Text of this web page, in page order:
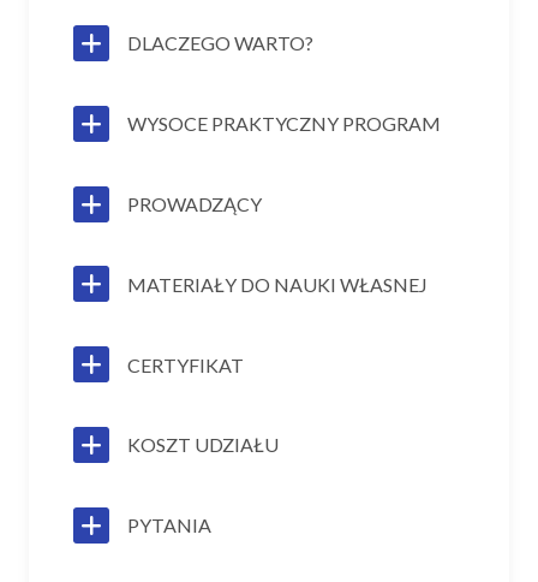
DLACZEGO WARTO?
WYSOCE PRAKTYCZNY PROGRAM
PROWADZĄCY
MATERIAŁY DO NAUKI WŁASNEJ
CERTYFIKAT
KOSZT UDZIAŁU
PYTANIA